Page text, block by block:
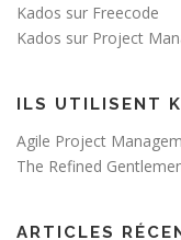
Kados sur Freecode
Kados sur Project
ILS UTILISENT
Agile Project
The Refined
ARTICLES